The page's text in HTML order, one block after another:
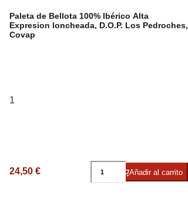
Paleta de Bellota 100% Ibérico Alta
Expresion loncheada, D.O.P. Los Pedroches,
Covap
1
24,50 € Añadir al carrito